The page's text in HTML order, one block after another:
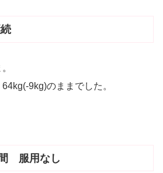
9kg)のままでした。
服用なし